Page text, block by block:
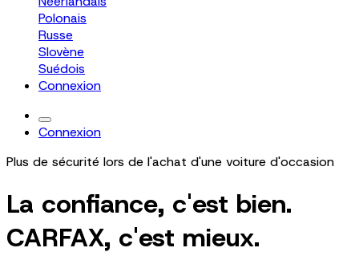
Polonais
Russe
Slovène
Suédois
Connexion
Connexion
Plus de sécurité lors de l'achat d'une voiture d'occasion
La confiance, c'est bien.
CARFAX, c'est mieux.